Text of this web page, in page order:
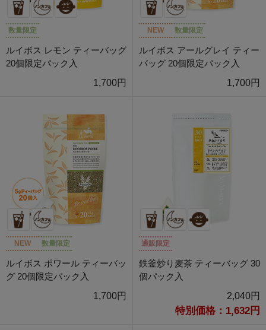
数量限定
ルイボス レモン ティーバッグ
20個限定パック入
1,700円
NEW 数量限定
ルイボス アールグレイ ティー
バッグ 20個限定パック入
1,700円
NEW 数量限定
ルイボス ポワール ティーバッ
グ 20個限定パック入
1,700円
通販限定
鉄釜炒り麦茶 ティーバッグ 30
個パック入
2,040円
特別価格：1,632円